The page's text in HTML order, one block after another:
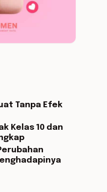
Tanpa Efek
Kelas 10 dan